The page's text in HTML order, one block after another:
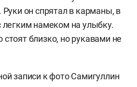
Руки он спрятал в карманы, в
легким намеком на улыбку.
близко, но рукавами не
записи к фото Самигуллин